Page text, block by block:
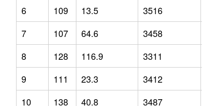
6
109 13.5 3516
7
107 64.6 3458
8
128 116.9 3311
9
111 23.3 3412
10
138 40.8 3487